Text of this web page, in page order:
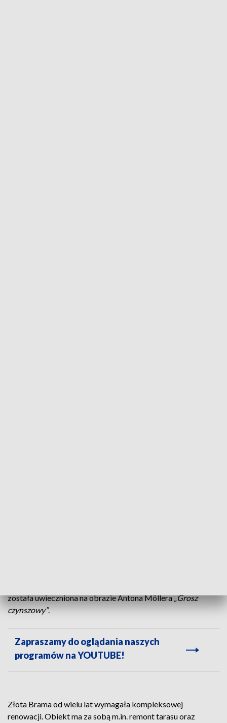
została uwieczniona na obrazie Antona Möllera„Grosz
czynszowy”.
Zapraszamy do oglądania naszych
programów na YOUTUBE!
Złota Brama od wielu lat wymagała kompleksowej
renowacji. Obiekt ma za sobą m.in. remont tarasu oraz